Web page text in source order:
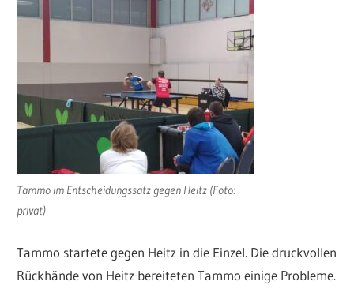
Tammo im Entscheidungssatz gegen Heitz (Foto:
privat)
Tammo startete gegen Heitz in die Einzel. Die druckvollen
Rückhände von Heitz bereiteten Tammo einige Probleme.